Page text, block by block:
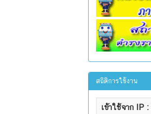
สถิติการใช้งาน
เข้าใช้จาก IP :